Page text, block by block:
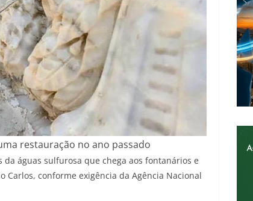
restauração no ano passado
águas sulfurosa que chega aos fontanários e
conforme exigência da Agência Nacional